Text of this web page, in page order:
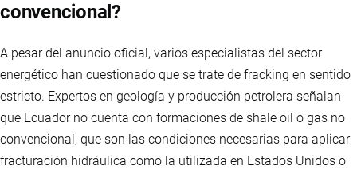
convencional?
A pesar del anuncio oficial, varios especialistas del sector
energético han cuestionado que se trate de fracking en sentido
estricto. Expertos en geología y producción petrolera señalan
que Ecuador no cuenta con formaciones de shale oil o gas no
convencional, que son las condiciones necesarias para aplicar
fracturación hidráulica como la utilizada en Estados Unidos o